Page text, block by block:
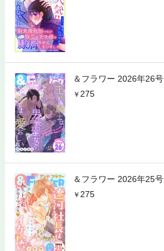
＆フラワー 2026年26号
275
＆フラワー 2026年25号
275